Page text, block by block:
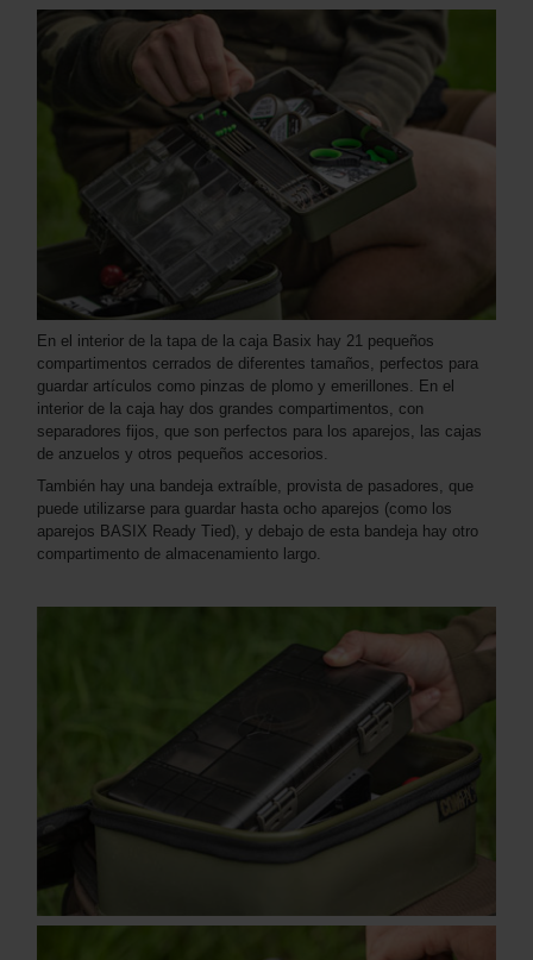
En el interior de la tapa de la caja Basix hay 21 pequeños
compartimentos cerrados de diferentes tamaños, perfectos para
guardar artículos como pinzas de plomo y emerillones. En el
interior de la caja hay dos grandes compartimentos, con
separadores fijos, que son perfectos para los aparejos, las cajas
de anzuelos y otros pequeños accesorios.
También hay una bandeja extraíble, provista de pasadores, que
puede utilizarse para guardar hasta ocho aparejos (como los
aparejos BASIX Ready Tied), y debajo de esta bandeja hay otro
compartimento de almacenamiento largo.